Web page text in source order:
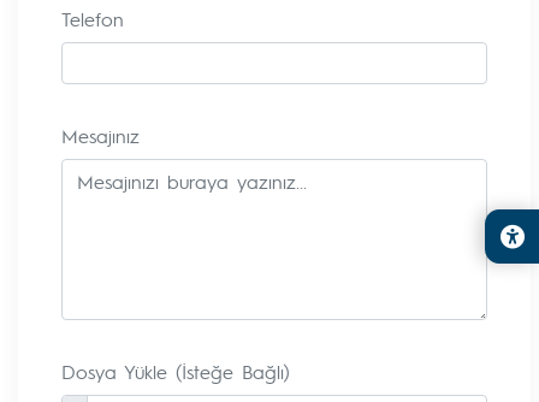
Telefon
Mesajınız
Dosya Yükle (İsteğe Bağlı)